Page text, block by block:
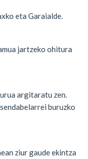
eta Garaialde.
jartzeko ohitura
argitaratu zen.
buruzko
ziur gaude ekintza